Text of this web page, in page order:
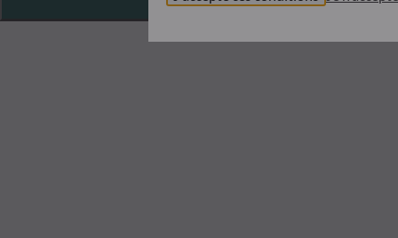
Les valeurs liquidatives affichées sur
de contacter un conseiller fiscal